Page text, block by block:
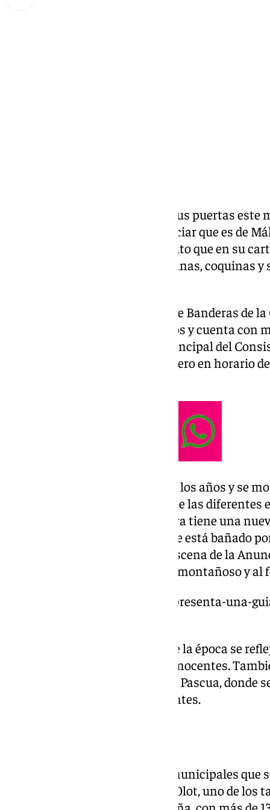
ha abierto sus puertas este
Ayuntamiento pretende evidenciar que es de
biznaguero y hasta un chiringuito que en su
boquerones, almejas, conchas finas, coquinas
Este Belén, situado en el Patio de Banderas de
espacio de 150 metros cuadrados y cuenta con
es gratuito, es por la entrada principal del
Se puede visitar hasta el 6 de enero en horario
El nacimiento se renueva todos los años y se
pueden seguir cronológicamente las diferentes
territorio sobre el que se muestra tiene una
prácticamente todo el horizonte está bañado
desembarcan en una cala y la escena de la
junto a un estrecho desfiladero montañoso y al
https://www.101tv.es/malaga-presenta-una-
El poder del Imperio Romano de la época se
protagoniza la matanza de los inocentes.
en pleno bullicio por la fiesta de Pascua, donde
con oficios, quehaceres y visitantes.
Entre las piezas de los fondos municipales que
provienen de Arte Cristiano de Olot, uno de los